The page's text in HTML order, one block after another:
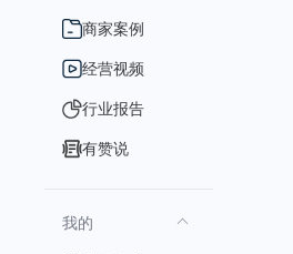
商家案例
经营视频
行业报告
有赞说
我的